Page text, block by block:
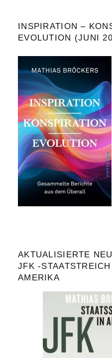
INSPIRATION –
EVOLUTION (JUNI
AKTUALISIERTE
JFK -STAATSTREICH
AMERIKA